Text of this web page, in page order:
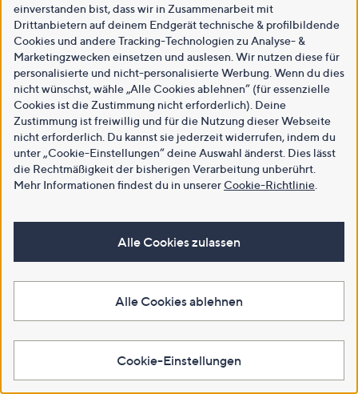
einverstanden bist, dass wir in Zusammenarbeit mit
Drittanbietern auf deinem Endgerät technische & profilbildende
Cookies und andere Tracking-Technologien zu Analyse- &
Marketingzwecken einsetzen und auslesen. Wir nutzen diese für
personalisierte und nicht-personalisierte Werbung. Wenn du dies
nicht wünschst, wähle „Alle Cookies ablehnen“ (für essenzielle
Cookies ist die Zustimmung nicht erforderlich). Deine
Zustimmung ist freiwillig und für die Nutzung dieser Webseite
nicht erforderlich. Du kannst sie jederzeit widerrufen, indem du
unter „Cookie-Einstellungen“ deine Auswahl änderst. Dies lässt
die Rechtmäßigkeit der bisherigen Verarbeitung unberührt.
Mehr Informationen findest du in unsererCookie-Richtlinie
Alle Cookies zulassen
Alle Cookies ablehnen
Cookie-Einstellungen